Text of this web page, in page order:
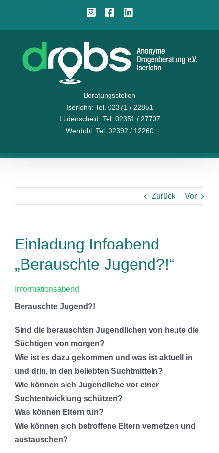
Instagram
Facebook
Beratungsstellen
Iserlohn: Tel. 02371 / 22851
Lüdenscheid: Tel. 02351 / 27707
Werdohl: Tel. 02392 / 12260
Zurück Vor
Einladung Infoabend
„Berauschte Jugend?!“
Informationsabend
Berauschte Jugend?!
Sind die berauschten Jugendlichen von heute die
Süchtigen von morgen?
Wie ist es dazu gekommen und was ist aktuell in
und drin, in den beliebten Suchtmitteln?
Wie können sich Jugendliche vor einer
Suchtentwicklung schützen?
Was können Eltern tun?
Wie können sich betroffene Eltern vernetzen und
austauschen?